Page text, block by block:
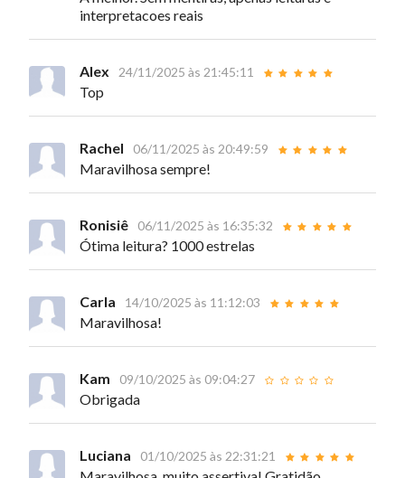
interpretacoes reais
Alex 24/11/2025 às 21:45:11
Top
Rachel 06/11/2025 às 20:49:59
Maravilhosa sempre!
Ronisiê 06/11/2025 às 16:35:32
Ótima leitura? 1000 estrelas
Carla 14/10/2025 às 11:12:03
Maravilhosa!
Kam 09/10/2025 às 09:04:27
Obrigada
Luciana 01/10/2025 às 22:31:21